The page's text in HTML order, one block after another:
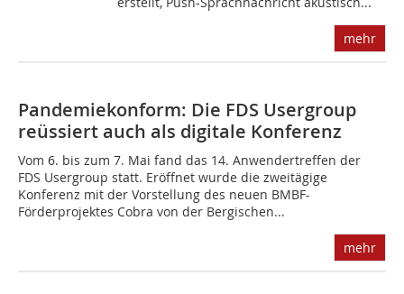
mehr
Pandemiekonform: Die FDS Usergroup
reüssiert auch als digitale Konferenz
Vom 6. bis zum 7. Mai fand das 14. Anwendertreffen der
FDS Usergroup statt. Eröffnet wurde die zweitägige
Konferenz mit der Vorstellung des neuen BMBF-
Förderprojektes Cobra von der Bergischen...
mehr